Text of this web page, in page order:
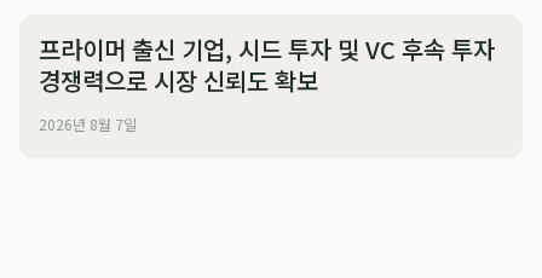
프라이머 출신 기업, 시드 투자 및 VC 후속 투자
경쟁력으로 시장 신뢰도 확보
2026년 8월 7일